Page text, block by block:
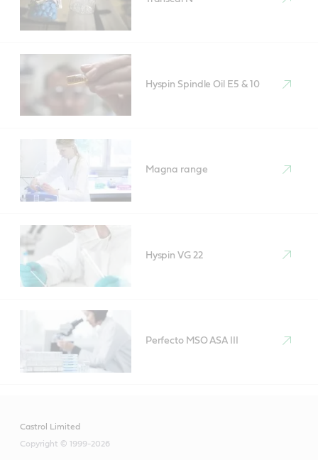
Hyspin Spindle Oil E5 & 10
Magna range
Hyspin VG 22
Perfecto MSO ASA III
Castrol Limited
Copyright © 1999-2026